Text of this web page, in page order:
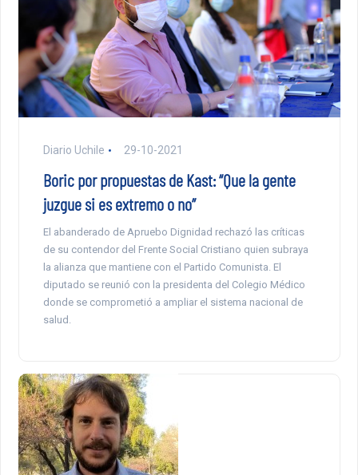
Diario Uchile 29-10-2021
Boric por propuestas de Kast: “Que la gente
juzgue si es extremo o no”
El abanderado de Apruebo Dignidad rechazó las críticas
de su contendor del Frente Social Cristiano quien subraya
la alianza que mantiene con el Partido Comunista. El
diputado se reunió con la presidenta del Colegio Médico
donde se comprometió a ampliar el sistema nacional de
salud.